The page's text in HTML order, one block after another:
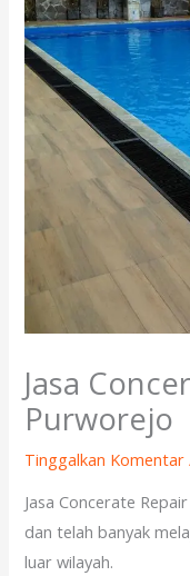
Jasa
Purworejo
Tinggalkan Komentar
Jasa Concerate
dan telah banyak
luar wilayah.